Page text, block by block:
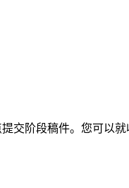
阶段稿件。您可以就